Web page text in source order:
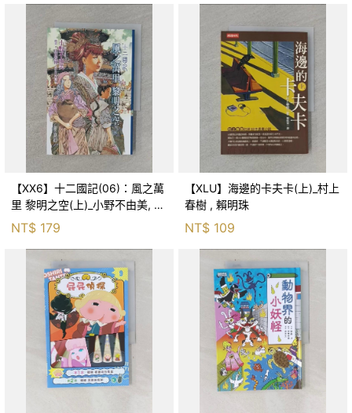
【XX6】十二國記(06)：風之萬
里 黎明之空(上)_小野不由美, 王
蘊潔
NT$ 179
【XLU】海邊的卡夫卡(上)_村上
春樹 , 賴明珠
NT$ 109